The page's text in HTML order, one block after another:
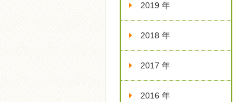
2019 年
2018 年
2017 年
2016 年